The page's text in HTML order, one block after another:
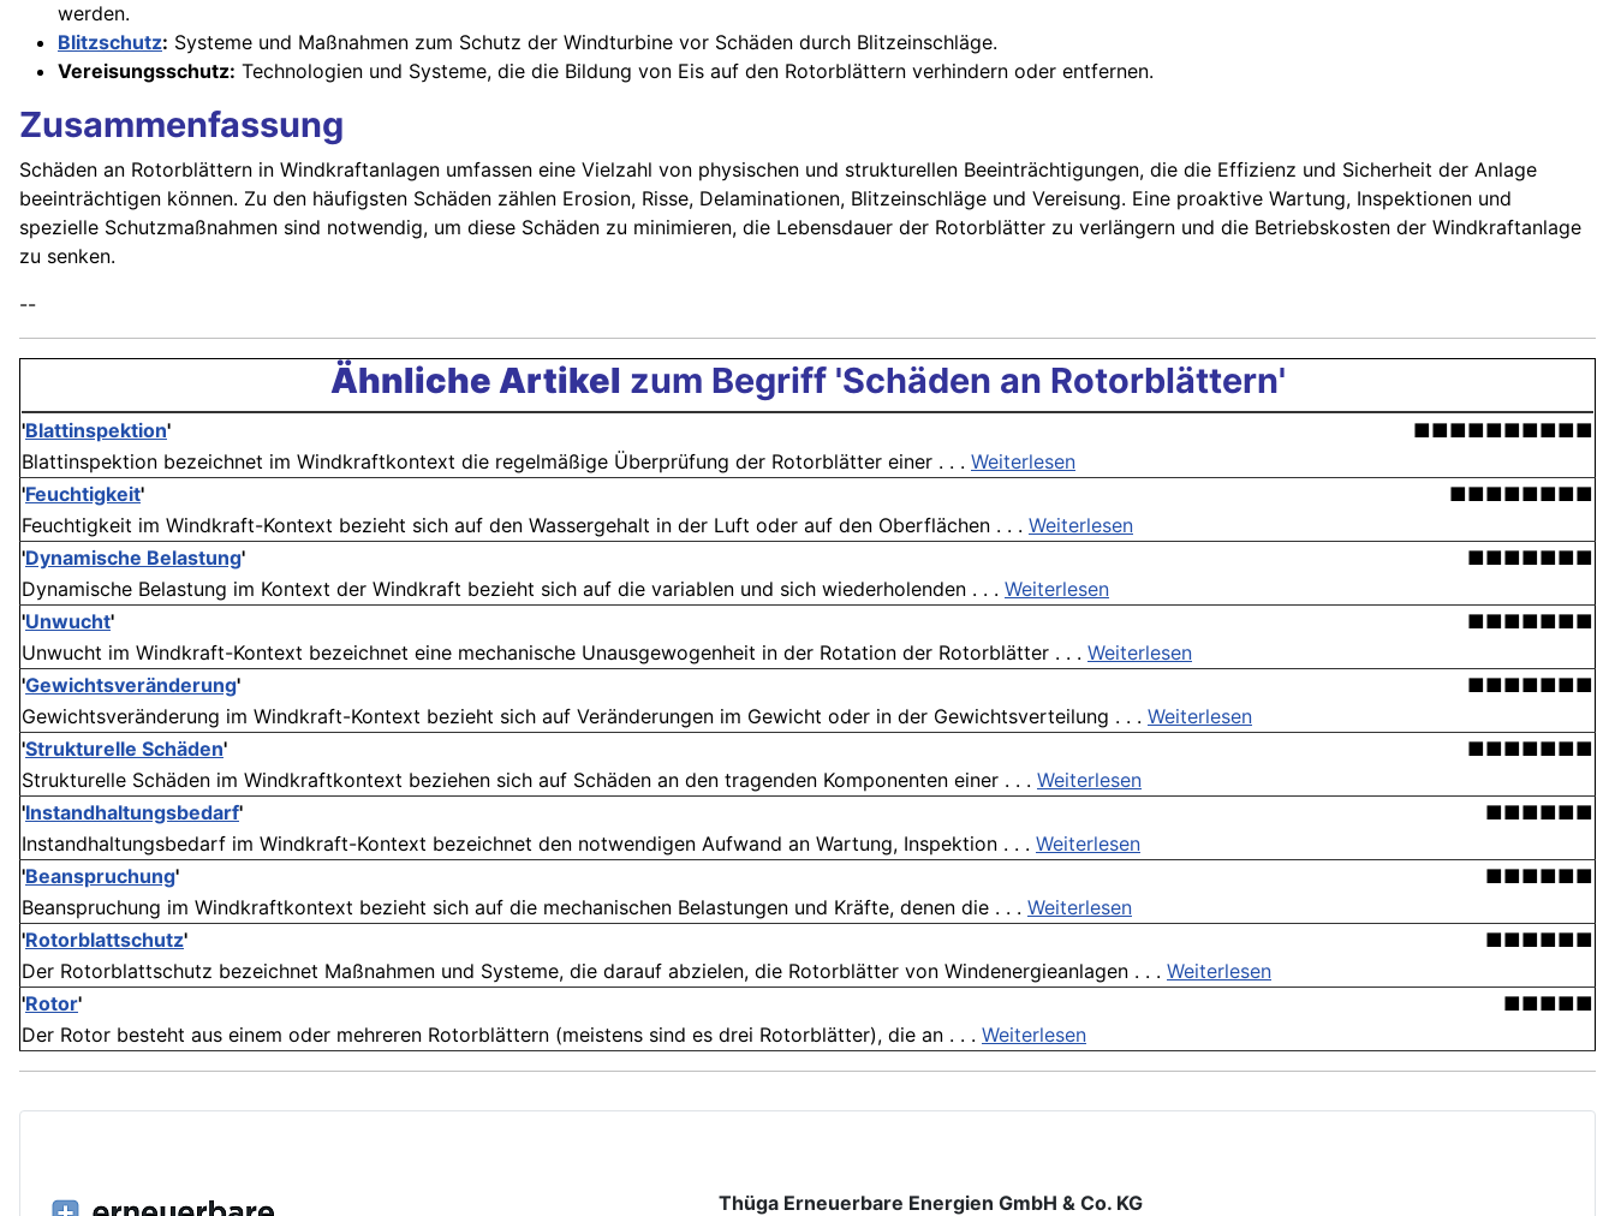
werden.
Blitzschutz: Systeme und Maßnahmen zum Schutz der Windturbine vor Schäden durch Blitzeinschläge.
Vereisungsschutz: Technologien und Systeme, die die Bildung von Eis auf den Rotorblättern verhindern oder entfernen.
Zusammenfassung
Schäden an Rotorblättern in Windkraftanlagen umfassen eine Vielzahl von physischen und strukturellen Beeinträchtigungen, die die Effizienz und Sicherheit der Anlage
beeinträchtigen können. Zu den häufigsten Schäden zählen Erosion, Risse, Delaminationen, Blitzeinschläge und Vereisung. Eine proaktive Wartung, Inspektionen und
spezielle Schutzmaßnahmen sind notwendig, um diese Schäden zu minimieren, die Lebensdauer der Rotorblätter zu verlängern und die Betriebskosten der Windkraftanlage
zu senken.
--
Ähnliche Artikel zum Begriff 'Schäden an Rotorblättern'
'Blattinspektion'
■■■■■■■■■■
Blattinspektion bezeichnet im Windkraftkontext die regelmäßige Überprüfung der Rotorblätter einer . . . Weiterlesen
'Feuchtigkeit'
■■■■■■■■
Feuchtigkeit im Windkraft-Kontext bezieht sich auf den Wassergehalt in der Luft oder auf den Oberflächen . . . Weiterlesen
'Dynamische Belastung'
■■■■■■■
Dynamische Belastung im Kontext der Windkraft bezieht sich auf die variablen und sich wiederholenden . . . Weiterlesen
'Unwucht'
■■■■■■■
Unwucht im Windkraft-Kontext bezeichnet eine mechanische Unausgewogenheit in der Rotation der Rotorblätter . . . Weiterlesen
'Gewichtsveränderung'
■■■■■■■
Gewichtsveränderung im Windkraft-Kontext bezieht sich auf Veränderungen im Gewicht oder in der Gewichtsverteilung . . . Weiterlesen
'Strukturelle Schäden'
■■■■■■■
Strukturelle Schäden im Windkraftkontext beziehen sich auf Schäden an den tragenden Komponenten einer . . . Weiterlesen
'Instandhaltungsbedarf'
■■■■■■
Instandhaltungsbedarf im Windkraft-Kontext bezeichnet den notwendigen Aufwand an Wartung, Inspektion . . . Weiterlesen
'Beanspruchung'
■■■■■■
Beanspruchung im Windkraftkontext bezieht sich auf die mechanischen Belastungen und Kräfte, denen die . . . Weiterlesen
'Rotorblattschutz'
■■■■■■
Der Rotorblattschutz bezeichnet Maßnahmen und Systeme, die darauf abzielen, die Rotorblätter von Windenergieanlagen . . . Weiterlesen
'Rotor'
■■■■■
Der Rotor besteht aus einem oder mehreren Rotorblättern (meistens sind es drei Rotorblätter), die an . . . Weiterlesen
Thüga Erneuerbare Energien GmbH & Co. KG